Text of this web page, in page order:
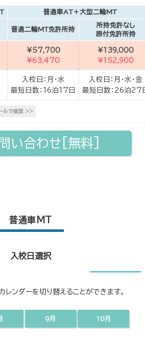
普通車MT
入校日選択
レンダーを切り替えることができます。
9月 10月
普通車AT＋大型二輪MT
普通二輪MT免許所持
所持免許なし
原付免許所持
¥57,700
¥63,470
¥139,000
¥152,900
入校日：月・水
最短日数：16泊17日
入校日：月・水・金
最短日数：26泊27
い合わせ[無料]